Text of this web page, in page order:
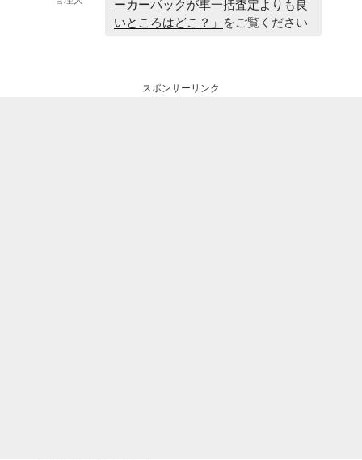
ーカーパックが車一括査定よりも良
いところはどこ？」
をご覧ください
スポンサーリンク